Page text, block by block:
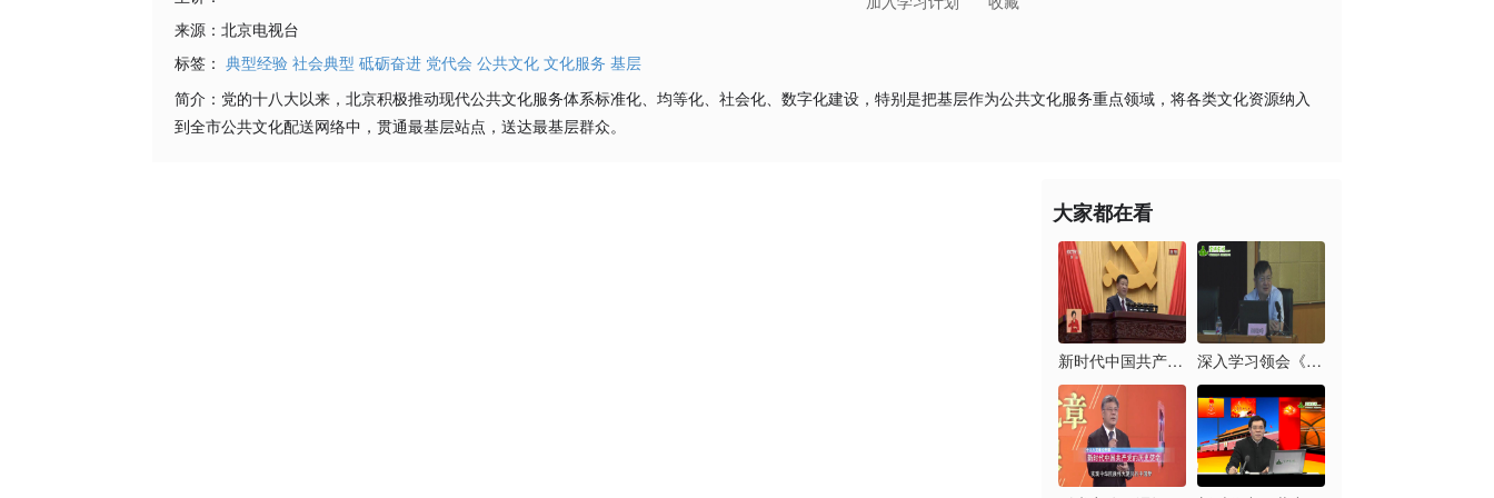
来源： 北京电视台
标签： 典型经验 社会典型 砥砺奋进 党代会 公共文化 文化服务 基层
简介： 党的十八大以来，北京积极推动现代公共文化服务体系标准化、均等化、社会化、数字化建设，特别是把基层作为公共文化服务重点领域，将各类文化资源纳入
到全市公共文化配送网络中，贯通最基层站点，送达最基层群众。
大家都在看
新时代中国共产党的历... 深入学习领会《习近平...